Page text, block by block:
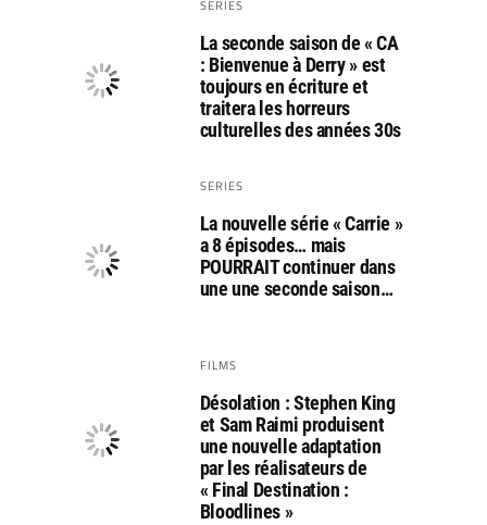
SERIES
La seconde saison de « CA
: Bienvenue à Derry » est
toujours en écriture et
traitera les horreurs
culturelles des années 30s
SERIES
La nouvelle série « Carrie »
a 8 épisodes… mais
POURRAIT continuer dans
une une seconde saison…
FILMS
Désolation : Stephen King
et Sam Raimi produisent
une nouvelle adaptation
par les réalisateurs de
« Final Destination :
Bloodlines »